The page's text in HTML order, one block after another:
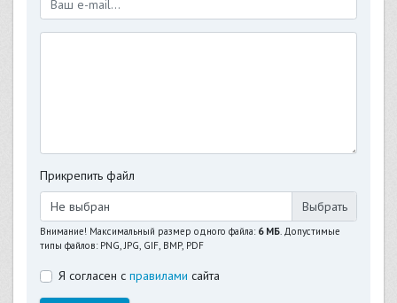
Прикрепить файл
Не выбран
Внимание! Максимальный размер одного файла: 6 МБ. Допустимые
типы файлов: PNG, JPG, GIF, BMP, PDF
Я согласен с правилами сайта